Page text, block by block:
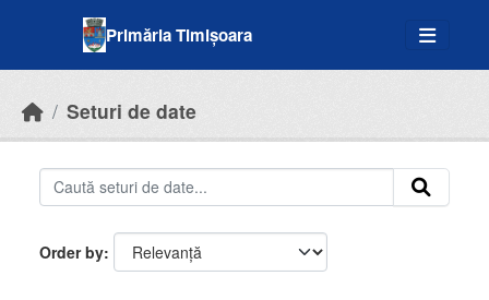
Primăria Timișoara
Seturi de date
Order by